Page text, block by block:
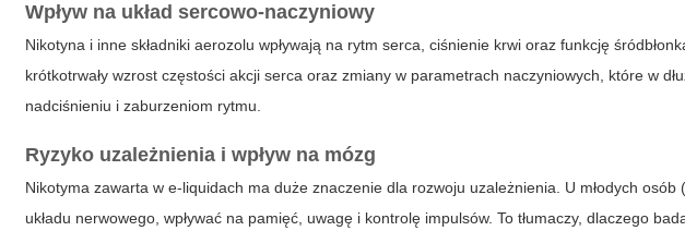
Wpływ na układ sercowo-naczyniowy
Nikotyna i inne składniki aerozolu wpływają na rytm serca, ciśnienie krwi oraz funkcję
krótkotrwały wzrost częstości akcji serca oraz zmiany w parametrach naczyniowych, które w
nadciśnieniu i zaburzeniom rytmu.
Ryzyko uzależnienia i wpływ na mózg
Nikotyma zawarta w e-liquidach ma duże znaczenie dla rozwoju uzależnienia. U młodych
układu nerwowego, wpływać na pamięć, uwagę i kontrolę impulsów. To tłumaczy, dlaczego